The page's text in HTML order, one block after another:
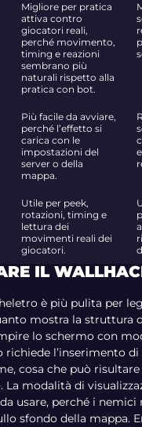
Migliore per pratica
attiva contro
giocatori reali,
perché movimento,
timing e reazioni
sembrano più
naturali rispetto alla
pratica con bot.
Più facile da avviare,
perché l’effetto si
carica con le
impostazioni del
server o della
mappa.
Utile per peek,
rotazioni, timing e
lettura dei
movimenti reali dei
giocatori.
IL
è più pulita per
mostra la struttura
lo schermo con
l’inserimento di
cosa che può
La modalità di
usare, perché i nemici
sfondo della mappa.